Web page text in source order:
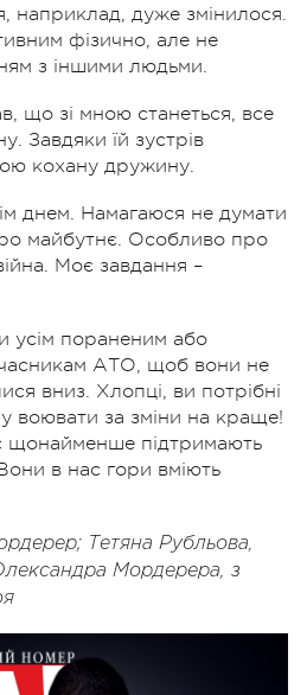
наприклад, дуже змінилося.
фізично, але не
з іншими людьми.
що зі мною станеться, все
Завдяки їй зустрів
кохану дружину.
днем. Намагаюся не думати
майбутнє. Особливо про
Моє завдання –
усім пораненим або
АТО, щоб вони не
вниз. Хлопці, ви потрібні
воювати за зміни на краще!
щонайменше підтримають
в нас гори вміють
Тетяна Рубльова,
Мордерера, з